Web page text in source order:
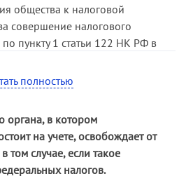
по смыслу статьи 109 НК РФ
ответственности за
правонарушения
и вины лица в его
вины в совершенном
общество просило обратить
при исчислении налога на
общества к налоговой
совершение налогового
пункту 1 статьи 122 НК РФ в
налогов.
апелляционной
отказано в удовлетворении
полностью
органа, в котором
на учете, освобождает от
том случае, если такое
налогов.